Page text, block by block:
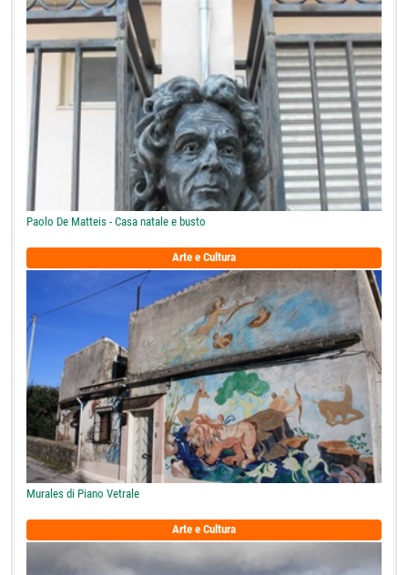
Paolo De Matteis - Casa natale e busto
Arte e Cultura
Murales di Piano Vetrale
Arte e Cultura